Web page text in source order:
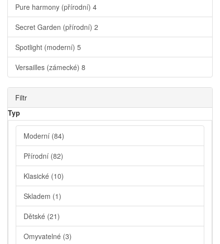
Pure harmony (přírodní) 4
Secret Garden (přírodní) 2
Spotlight (moderní) 5
Versailles (zámecké) 8
Filtr
Typ
Moderní (84)
Přírodní (82)
Klasické (10)
Skladem (1)
Dětské (21)
Omyvatelné (3)